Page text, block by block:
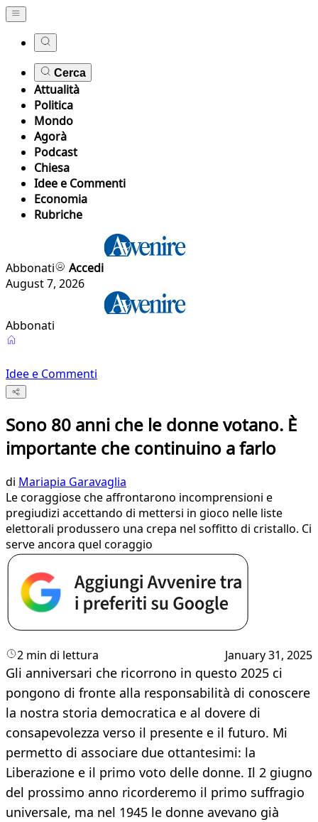
Cerca
Attualità
Politica
Mondo
Agorà
Podcast
Chiesa
Idee e Commenti
Economia
Rubriche
Abbonati
Accedi
August 7, 2026
Abbonati
Idee e Commenti
Sono 80 anni che le donne votano. È
importante che continuino a farlo
di Mariapia Garavaglia
Le coraggiose che affrontarono incomprensioni e
pregiudizi accettando di mettersi in gioco nelle liste
elettorali produssero una crepa nel soffitto di cristallo. Ci
serve ancora quel coraggio
2 min di lettura January 31, 2025
Gli anniversari che ricorrono in questo 2025 ci
pongono di fronte alla responsabilità di conoscere
la nostra storia democratica e al dovere di
consapevolezza verso il presente e il futuro. Mi
permetto di associare due ottantesimi: la
Liberazione e il primo voto delle donne. Il 2 giugno
del prossimo anno ricorderemo il primo suffragio
universale, ma nel 1945 le donne avevano già